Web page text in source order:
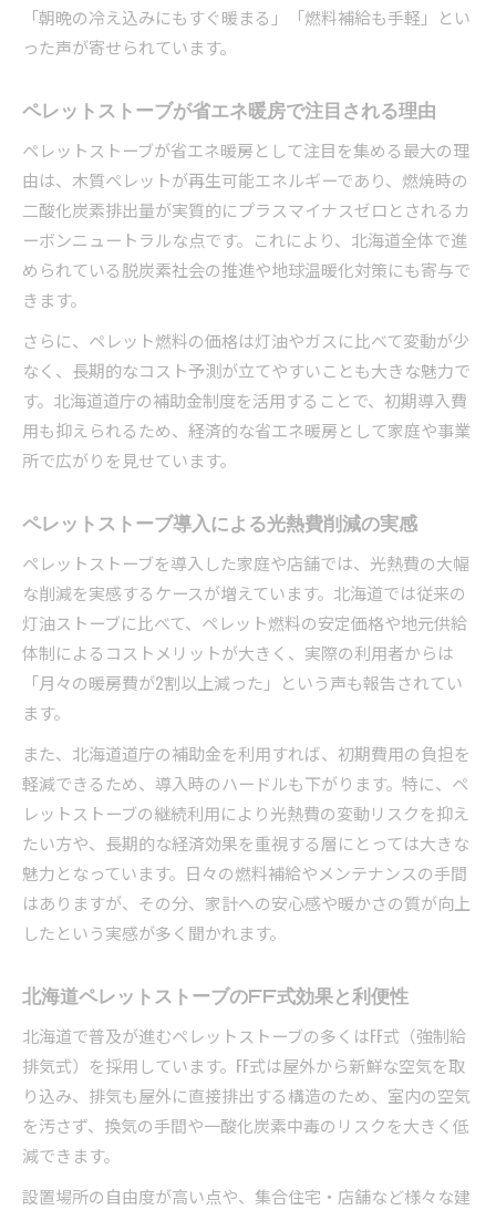
ペレットストーブの燃料消費量最適化の工夫
省エネ運転でペレットストーブの電気代節約
に
生活スタイル別ペレットストーブ活用シミュレ
ーション
木質ペレット推進の現場から学ぶ実践例
地域で進む木質ペレット推進とペレットストー
ブ活用
木質ペレット協議会の最新活用事例を紹介
地産ペレット活用で地域経済を活性化する方法
ペレットストーブ実践例に学ぶエコ暖房のポイ
ント
「朝晩の冷え込みにもすぐ暖まる」「燃料補給も手軽」とい
った声が寄せられています。
ペレットストーブが省エネ暖房で注目される理由
ペレットストーブが省エネ暖房として注目を集める最大の理
由は、木質ペレットが再生可能エネルギーであり、燃焼時の
二酸化炭素排出量が実質的にプラスマイナスゼロとされるカ
ーボンニュートラルな点です。これにより、北海道全体で進
められている脱炭素社会の推進や地球温暖化対策にも寄与で
きます。
さらに、ペレット燃料の価格は灯油やガスに比べて変動が少
なく、長期的なコスト予測が立てやすいことも大きな魅力で
す。北海道道庁の補助金制度を活用することで、初期導入費
用も抑えられるため、経済的な省エネ暖房として家庭や事業
所で広がりを見せています。
ペレットストーブ導入による光熱費削減の実感
ペレットストーブを導入した家庭や店舗では、光熱費の大幅
な削減を実感するケースが増えています。北海道では従来の
灯油ストーブに比べて、ペレット燃料の安定価格や地元供給
体制によるコストメリットが大きく、実際の利用者からは
「月々の暖房費が2割以上減った」という声も報告されてい
ます。
また、北海道道庁の補助金を利用すれば、初期費用の負担を
軽減できるため、導入時のハードルも下がります。特に、ペ
レットストーブの継続利用により光熱費の変動リスクを抑え
たい方や、長期的な経済効果を重視する層にとっては大きな
魅力となっています。日々の燃料補給やメンテナンスの手間
はありますが、その分、家計への安心感や暖かさの質が向上
したという実感が多く聞かれます。
北海道ペレットストーブのFF式効果と利便性
北海道で普及が進むペレットストーブの多くはFF式（強制給
排気式）を採用しています。FF式は屋外から新鮮な空気を取
り込み、排気も屋外に直接排出する構造のため、室内の空気
を汚さず、換気の手間や一酸化炭素中毒のリスクを大きく低
減できます。
設置場所の自由度が高い点や、集合住宅・店舗など様々な建